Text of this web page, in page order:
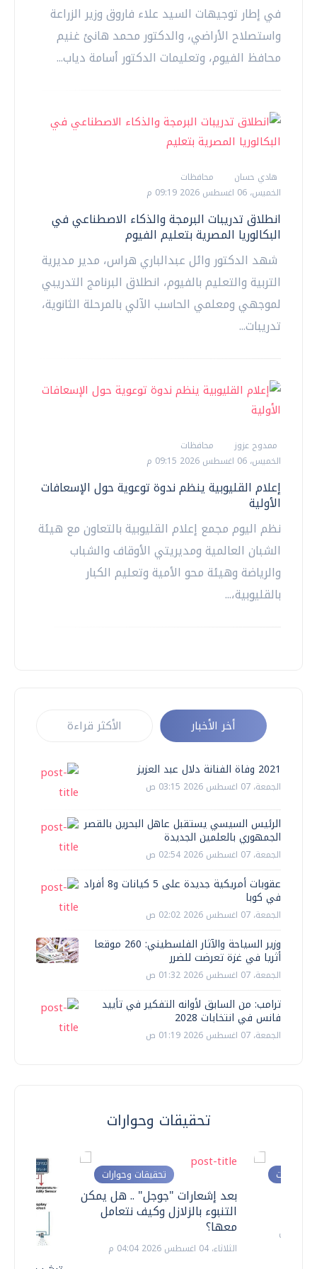
في إطار توجيهات السيد علاء فاروق وزير الزراعة
واستصلاح الأراضي، والدكتور محمد هانئ غنيم
محافظ الفيوم، وتعليمات الدكتور أسامة دياب...
هادي حسان
محافظات
الخميس، 06 اغسطس 2026 09:19 م
انطلاق تدريبات البرمجة والذكاء الاصطناعي في
البكالوريا المصرية بتعليم الفيوم
شهد الدكتور وائل عبدالباري هراس، مدير مديرية
التربية والتعليم بالفيوم، انطلاق البرنامج التدريبي
لموجهي ومعلمي الحاسب الآلي بالمرحلة الثانوية،
تدريبات...
ممدوح عزوز
محافظات
الخميس، 06 اغسطس 2026 09:15 م
إعلام القليوبية ينظم ندوة توعوية حول الإسعافات
الأولية
نظم اليوم مجمع إعلام القليوبية بالتعاون مع هيئة
الشبان العالمية ومديريتي الأوقاف والشباب
والرياضة وهيئة محو الأمية وتعليم الكبار
بالقليوبية،...
أخر الأخبار الأكثر قراءة
2021 وفاة الفنانة دلال عبد العزيز
الجمعة، 07 اغسطس 2026 03:15 ص
الرئيس السيسي يستقبل عاهل البحرين بالقصر
الجمهوري بالعلمين الجديدة
الجمعة، 07 اغسطس 2026 02:54 ص
عقوبات أمريكية جديدة على 5 كيانات و8 أفراد
في كوبا
الجمعة، 07 اغسطس 2026 02:02 ص
وزير السياحة والآثار الفلسطيني: 260 موقعا
أثريا في غزة تعرضت للضرر
الجمعة، 07 اغسطس 2026 01:32 ص
ترامب: من السابق لأوانه التفكير في تأييد
فانس في انتخابات 2028
الجمعة، 07 اغسطس 2026 01:19 ص
تحقيقات وحوارات
تحقيقات وحوارات
بعد إشعارات "جوجل" .. هل يمكن
التنبوء بالزلازل وكيف نتعامل
معها؟
الثلاثاء، 04 اغسطس 2026 04:04 م
وحوارات